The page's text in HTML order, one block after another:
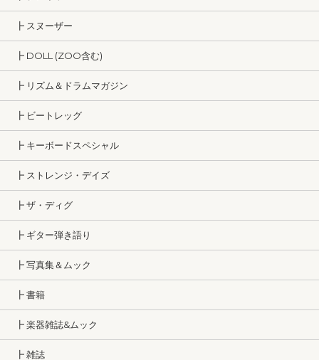
┣ スヌーザー
┣ DOLL (ZOO含む)
┣ リズム＆ドラムマガジン
┣ ビートレッグ
┣ キーボードスペシャル
┣ ストレンジ・デイズ
┣ ザ・ディグ
┣ ギター弾き語り
┣ 写真集＆ムック
┣ 書籍
┣ 楽器雑誌&ムック
┣ 雑誌